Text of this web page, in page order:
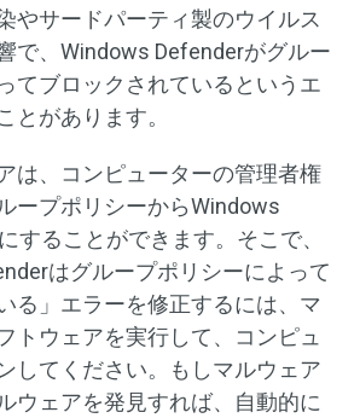
やサードパーティ製のウイルス
で、Windows Defenderがグルー
てブロックされているというエ
とがあります。
は、コンピューターの管理者権
ープポリシーからWindows
することができます。そこで、
はグループポリシーによって
る」エラーを修正するには、マ
トウェアを実行して、コンピュ
してください。もしマルウェア
ウェアを発見すれば、自動的に